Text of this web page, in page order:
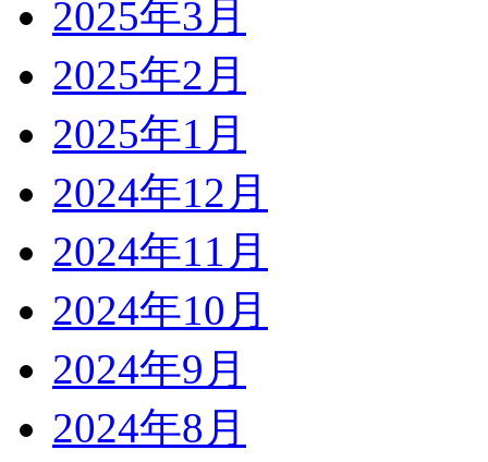
2025年3月
2025年2月
2025年1月
2024年12月
2024年11月
2024年10月
2024年9月
2024年8月